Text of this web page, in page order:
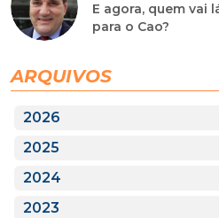
E agora, quem vai
para o Cao?
ARQUIVOS
2026
2025
2024
2023